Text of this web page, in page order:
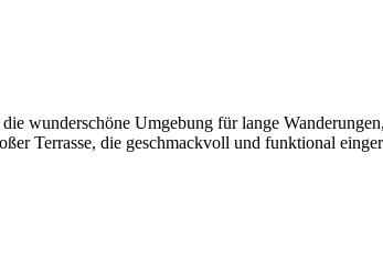
wunder­schöne Umge­bung für lange
Terrasse, die geschmack­voll und funk­tional